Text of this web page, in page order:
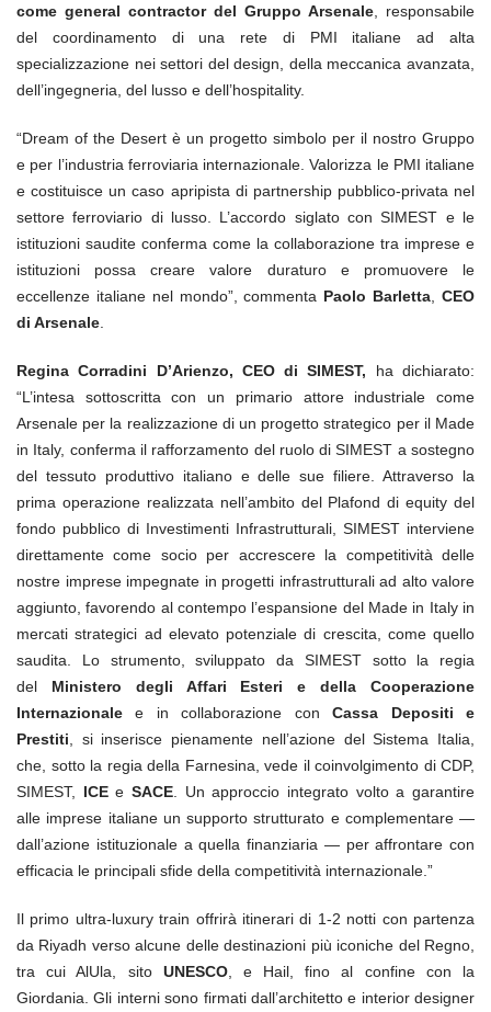
come general contractor del Gruppo Arsenale , responsabile
del coordinamento di una rete di PMI italiane ad alta
specializzazione nei settori del design, della meccanica avanzata,
dell’ingegneria, del lusso e dell’hospitality.
“Dream of the Desert è un progetto simbolo per il nostro Gruppo
e per l’industria ferroviaria internazionale. Valorizza le PMI italiane
e costituisce un caso apripista di partnership pubblico-privata nel
settore ferroviario di lusso. L’accordo siglato con SIMEST e le
istituzioni saudite conferma come la collaborazione tra imprese e
istituzioni possa creare valore duraturo e promuovere le
eccellenze italiane nel mondo”, commenta Paolo Barletta ,CEO
di Arsenale
Regina Corradini D’Arienzo, CEO di SIMEST, ha dichiarato:
“L’intesa sottoscritta con un primario attore industriale come
Arsenale per la realizzazione di un progetto strategico per il Made
in Italy, conferma il rafforzamento del ruolo di SIMEST a sostegno
del tessuto produttivo italiano e delle sue filiere. Attraverso la
prima operazione realizzata nell’ambito del Plafond di equity del
fondo pubblico di Investimenti Infrastrutturali, SIMEST interviene
direttamente come socio per accrescere la competitività delle
nostre imprese impegnate in progetti infrastrutturali ad alto valore
aggiunto, favorendo al contempo l’espansione del Made in Italy in
mercati strategici ad elevato potenziale di crescita, come quello
saudita. Lo strumento, sviluppato da SIMEST sotto la regia
del Ministero degli Affari Esteri e della Cooperazione
Internazionale e in collaborazione conCassa Depositi e
Prestiti , si inserisce pienamente nell’azione del Sistema Italia,
che, sotto la regia della Farnesina, vede il coinvolgimento di CDP,
SIMEST, ICEeSACE . Un approccio integrato volto a garantire
alle imprese italiane un supporto strutturato e complementare —
dall’azione istituzionale a quella finanziaria — per affrontare con
efficacia le principali sfide della competitività internazionale.”
Il primo ultra-luxury train offrirà itinerari di 1-2 notti con partenza
da Riyadh verso alcune delle destinazioni più iconiche del Regno,
tra cui AlUla, sito UNESCO, e Hail, fino al confine con la
Giordania. Gli interni sono firmati dall’architetto e interior designer